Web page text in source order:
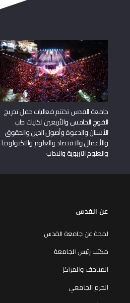
جامعة القدس تختتم فعاليات حفل تخريج
الفوج الخامس والأربعين لكليات طب
الأسنان والدعوة وأصول الدين والحقوق
والأعمال والاقتصاد والعلوم والتكنولوجيا
والعلوم التربوية والآداب
عن القدس
لمحة عن جامعة القدس
مكتب رئيس الجامعة
المتاحف والمراكز
الحرم الجامعي